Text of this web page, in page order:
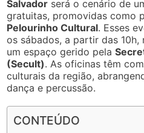
Salvador será o cenário de
gratuitas, promovidas como
Pelourinho Cultural. Esses
os sábados, a partir das 10h,
um espaço gerido pela
(Secult). As oficinas têm
culturais da região,
dança e percussão.
CONTEÚDO